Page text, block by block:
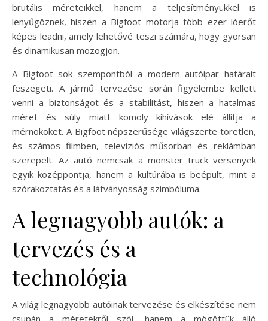
brutális méreteikkel, hanem a teljesítményükkel is
lenyűgöznek, hiszen a Bigfoot motorja több ezer lóerőt
képes leadni, amely lehetővé teszi számára, hogy gyorsan
és dinamikusan mozogjon.
A Bigfoot sok szempontból a modern autóipar határait
feszegeti. A jármű tervezése során figyelembe kellett
venni a biztonságot és a stabilitást, hiszen a hatalmas
méret és súly miatt komoly kihívások elé állítja a
mérnököket. A Bigfoot népszerűsége világszerte töretlen,
és számos filmben, televíziós műsorban és reklámban
szerepelt. Az autó nemcsak a monster truck versenyek
egyik középpontja, hanem a kultúrába is beépült, mint a
szórakoztatás és a látványosság szimbóluma.
A legnagyobb autók: a
tervezés és a
technológia
A világ legnagyobb autóinak tervezése és elkészítése nem
csupán a méretekről szól, hanem a mögöttük álló